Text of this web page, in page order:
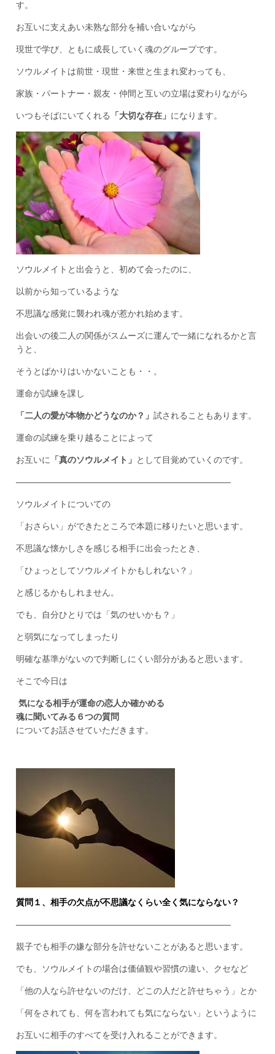
す。
お互いに支えあい未熟な部分を補い合いながら
現世で学び、ともに成長していく魂のグループです。
ソウルメイトは前世・現世・来世と生まれ変わっても、
家族・パートナー・親友・仲間と互いの立場は変わりながら
いつもそばにいてくれる 「大切な存在」 になります。
ソウルメイトと出会うと、初めて会ったのに、
以前から知っているような
不思議な感覚に襲われ魂が惹かれ始めます。
出会いの後二人の関係がスムーズに運んで一緒になれるかと言
うと、
そうとばかりはいかないことも・・。
運命が試練を課し
「二人の愛が本物かどうなのか？」 試されることもあります。
運命の試練を乗り越ることによって
お互いに 「真のソウルメイト」 として目覚めていくのです。
————————————–————————————–
ソウルメイトについての
「おさらい」ができたところで本題に移りたいと思います。
不思議な懐かしさを感じる相手に出会ったとき、
「ひょっとしてソウルメイトかもしれない？」
と感じるかもしれません。
でも、自分ひとりでは「気のせいかも？」
と弱気になってしまったり
明確な基準がないので判断しにくい部分があると思います。
そこで今日は
気になる相手が運命の恋人か確かめる
魂に聞いてみる６つの質問
についてお話させていただきます。
質問１、相手の欠点が不思議なくらい全く気にならない？
————————————–————————————–
親子でも相手の嫌な部分を許せないことがあると思います。
でも、ソウルメイトの場合は価値観や習慣の違い、クセなど
「他の人なら許せないのだけ、どこの人だと許せちゃう」とか
「何をされても、何を言われても気にならない」というように
お互いに相手のすべてを受け入れることができます。